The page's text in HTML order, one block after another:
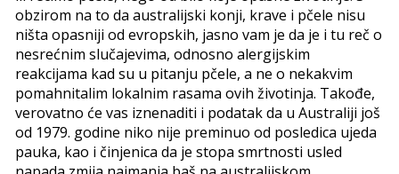
obzirom na to da australijski konji, krave i pčele nisu
ništa opasniji od evropskih, jasno vam je da je i tu reč o
nesrećnim slučajevima, odnosno alergijskim
reakcijama kad su u pitanju pčele, a ne o nekakvim
pomahnitalim lokalnim rasama ovih životinja. Takođe,
verovatno će vas iznenaditi i podatak da u Australiji još
od 1979. godine niko nije preminuo od posledica ujeda
pauka, kao i činjenica da je stopa smrtnosti usled